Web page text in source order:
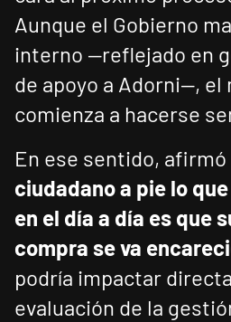
Aunque el Gobierno
interno —reflejado en
de apoyo a Adorni—,
comienza a hacerse
En ese sentido, afirmó
ciudadano a pie lo
en el día a día es que
compra se va
podría impactar
evaluación de la